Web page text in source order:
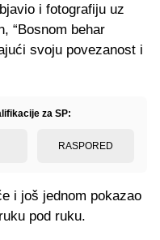
i fotografiju uz
“Bosnom behar
svoju povezanost i
za SP:
RASPORED
i još jednom pokazao
pod ruku.